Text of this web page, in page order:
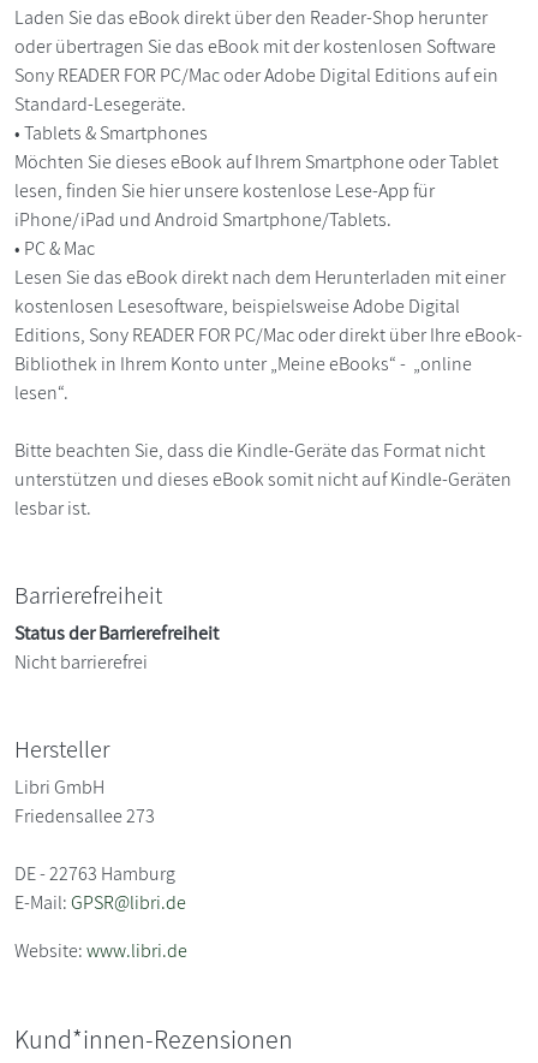
Laden Sie das eBook direkt über den Reader-Shop herunter
oder übertragen Sie das eBook mit der kostenlosen Software
Sony READER FOR PC/Mac oder Adobe Digital Editions auf ein
Standard-Lesegeräte.
• Tablets & Smartphones
Möchten Sie dieses eBook auf Ihrem Smartphone oder Tablet
lesen, finden Sie hier unsere kostenlose Lese-App für
iPhone/iPad und Android Smartphone/Tablets.
• PC & Mac
Lesen Sie das eBook direkt nach dem Herunterladen mit einer
kostenlosen Lesesoftware, beispielsweise Adobe Digital
Editions, Sony READER FOR PC/Mac oder direkt über Ihre eBook-
Bibliothek in Ihrem Konto unter „Meine eBooks“ - „online
lesen“.
Bitte beachten Sie, dass die Kindle-Geräte das Format nicht
unterstützen und dieses eBook somit nicht auf Kindle-Geräten
lesbar ist.
Barrierefreiheit
Status der Barrierefreiheit
Nicht barrierefrei
Hersteller
Libri GmbH
Friedensallee 273
DE - 22763 Hamburg
E-Mail:GPSR@libri.de
Website:www.libri.de
Kund*innen-Rezensionen